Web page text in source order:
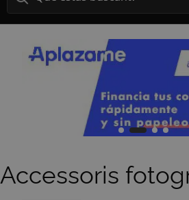
Accessoris